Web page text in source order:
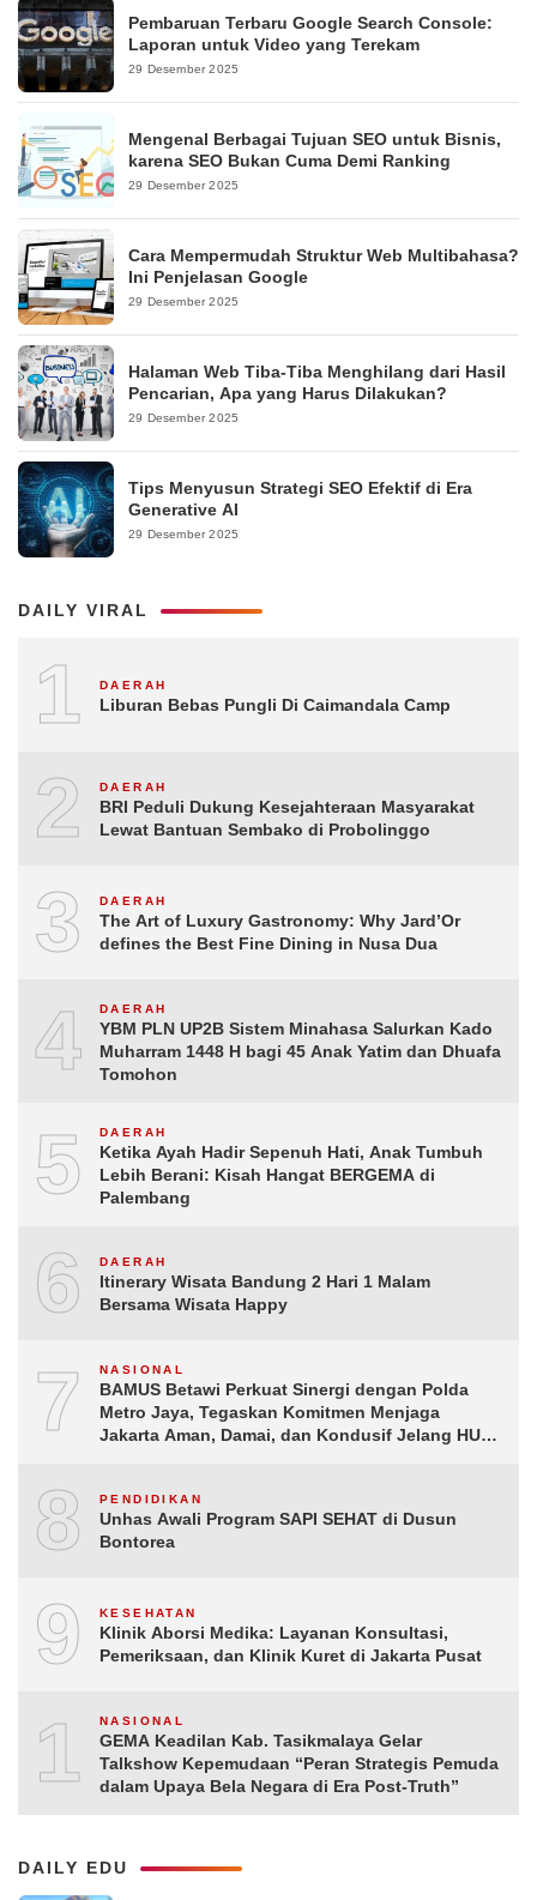
Pembaruan Terbaru Google Search Console:
Laporan untuk Video yang Terekam
29 Desember 2025
Mengenal Berbagai Tujuan SEO untuk Bisnis,
karena SEO Bukan Cuma Demi Ranking
29 Desember 2025
Cara Mempermudah Struktur Web Multibahasa?
Ini Penjelasan Google
29 Desember 2025
Halaman Web Tiba-Tiba Menghilang dari Hasil
Pencarian, Apa yang Harus Dilakukan?
29 Desember 2025
Tips Menyusun Strategi SEO Efektif di Era
Generative AI
29 Desember 2025
DAILY VIRAL
1 DAERAH
Liburan Bebas Pungli Di Caimandala Camp
2 DAERAH
BRI Peduli Dukung Kesejahteraan Masyarakat
Lewat Bantuan Sembako di Probolinggo
3 DAERAH
The Art of Luxury Gastronomy: Why Jard’Or
defines the Best Fine Dining in Nusa Dua
4 DAERAH
YBM PLN UP2B Sistem Minahasa Salurkan Kado
Muharram 1448 H bagi 45 Anak Yatim dan Dhuafa
Tomohon
5 DAERAH
Ketika Ayah Hadir Sepenuh Hati, Anak Tumbuh
Lebih Berani: Kisah Hangat BERGEMA di
Palembang
6 DAERAH
Itinerary Wisata Bandung 2 Hari 1 Malam
Bersama Wisata Happy
7 NASIONAL
BAMUS Betawi Perkuat Sinergi dengan Polda
Metro Jaya, Tegaskan Komitmen Menjaga
Jakarta Aman, Damai, dan Kondusif Jelang HUT
8 PENDIDIKAN
Unhas Awali Program SAPI SEHAT di Dusun
Bontorea
9 KESEHATAN
Klinik Aborsi Medika: Layanan Konsultasi,
Pemeriksaan, dan Klinik Kuret di Jakarta Pusat
10NASIONAL
GEMA Keadilan Kab. Tasikmalaya Gelar
Talkshow Kepemudaan “Peran Strategis Pemuda
dalam Upaya Bela Negara di Era Post-Truth”
DAILY EDU